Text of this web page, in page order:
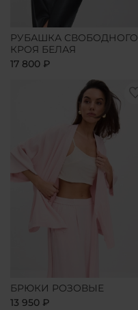
РУБАШКА СВОБОДНОГО
КРОЯ БЕЛАЯ
17 800 ₽
БРЮКИ РОЗОВЫЕ
13 950 ₽